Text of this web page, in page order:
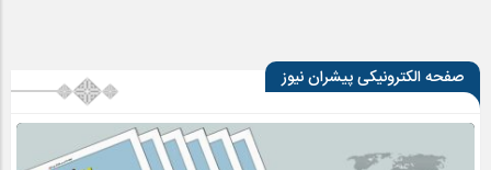
صفحه الکترونیکی پیشران نیوز